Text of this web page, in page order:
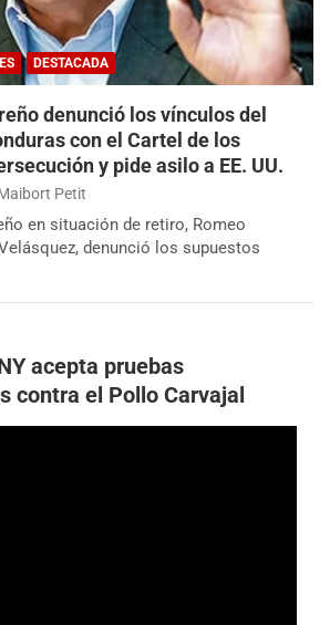
DESTACADA
denunció los vínculos del
con el Cartel de los
y pide asilo a EE. UU.
Petit
en situación de retiro, Romeo
denunció los supuestos
acepta pruebas
contra el Pollo Carvajal